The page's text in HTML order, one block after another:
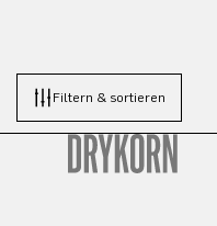
Filtern & sortieren